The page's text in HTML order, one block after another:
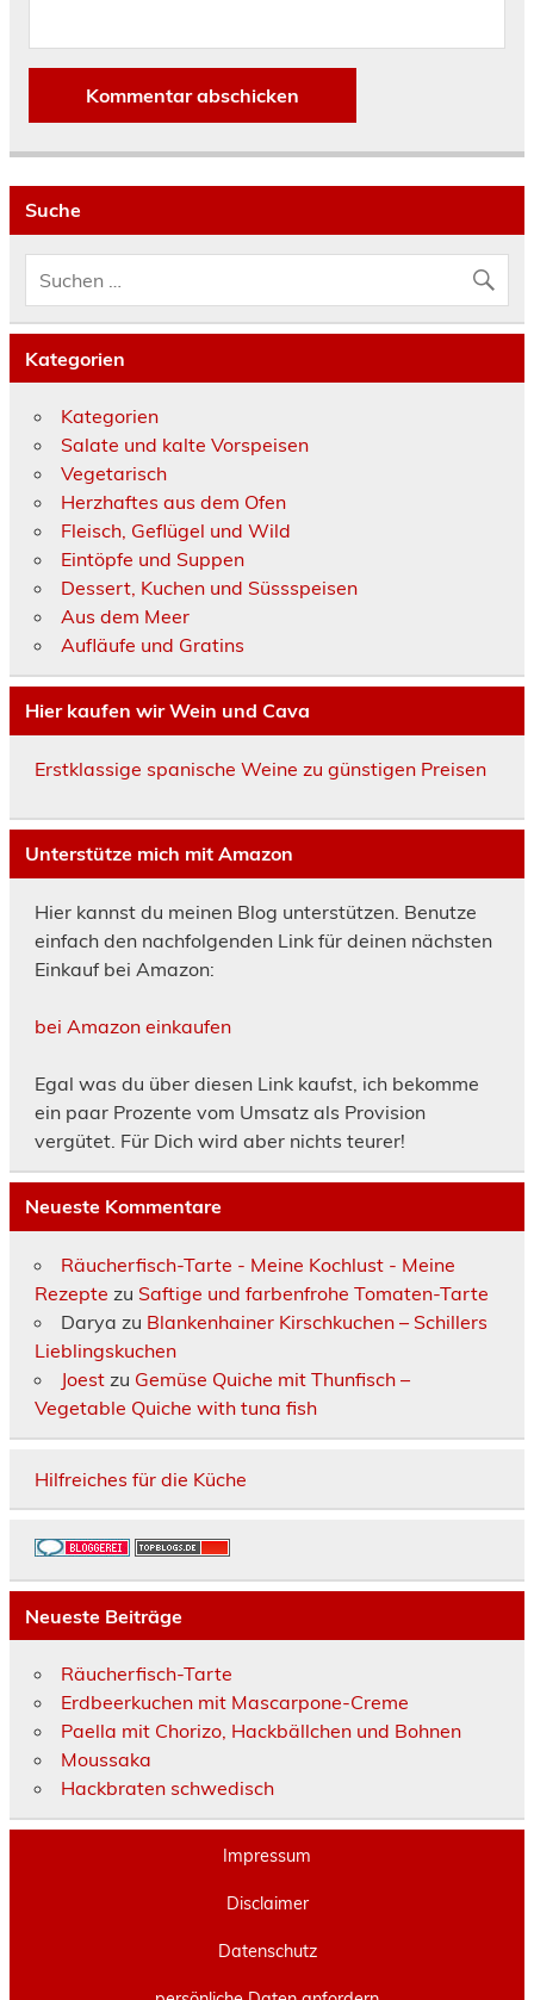
Suche
Kategorien
Kategorien
Salate und kalte Vorspeisen
Vegetarisch
Herzhaftes aus dem Ofen
Fleisch, Geflügel und Wild
Eintöpfe und Suppen
Dessert, Kuchen und Süssspeisen
Aus dem Meer
Aufläufe und Gratins
Hier kaufen wir Wein und Cava
Erstklassige spanische Weine zu günstigen Preisen
Unterstütze mich mit Amazon
Hier kannst du meinen Blog unterstützen. Benutze
einfach den nachfolgenden Link für deinen nächsten
Einkauf bei Amazon:
bei Amazon einkaufen
Egal was du über diesen Link kaufst, ich bekomme
ein paar Prozente vom Umsatz als Provision
vergütet. Für Dich wird aber nichts teurer!
Neueste Kommentare
Räucherfisch-Tarte - Meine Kochlust - Meine
Rezepte zu Saftige und farbenfrohe Tomaten-Tarte
Darya zu Blankenhainer Kirschkuchen – Schillers
Lieblingskuchen
Joestzu Gemüse Quiche mit Thunfisch –
Vegetable Quiche with tuna fish
Hilfreiches für die Küche
Neueste Beiträge
Räucherfisch-Tarte
Erdbeerkuchen mit Mascarpone-Creme
Paella mit Chorizo, Hackbällchen und Bohnen
Moussaka
Hackbraten schwedisch
Impressum
Disclaimer
Datenschutz